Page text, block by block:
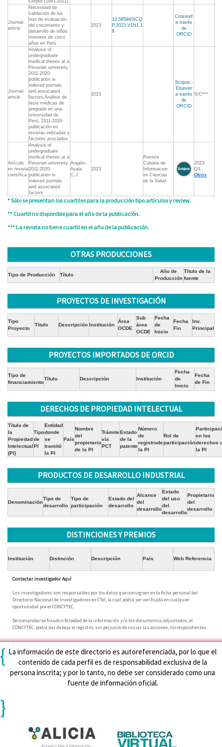
Output (1991-2021)
Journal-
article
Necesidad de
validación de los
test de evaluación
del crecimiento y
desarrollo de niños
menores de cinco
años en Perú
2023
10.59594/IICQ
P.2023.V1N1.1
8
Crossref
a través
de
ORCID
Journal-
article
Analysis of
undergraduate
medical theses at a
Peruvian university,
2011-2020:
publication in
indexed journals
and associated
factors,Análisis de
tesis médicas de
pregrado en una
universidad de
Perú, 2011-2020:
publicación en
revistas indizadas y
factores asociados
2023
Scopus -
Elsevier
a través
de
ORCID
S/C***
Artículo
en revista
científica
Analysis of
undergraduate
medical theses at a
Peruvian university,
2011-2020:
publication in
indexed journals
and associated
factors
Aragón-
Ayala
C.J.
2023
Revista
Cubana de
Informacion
en Ciencias
de la Salud
2023:
Q3,
Otros
* Sólo se presentan los cuartiles para la producción tipo artículos y review.
** Cuartil no disponible para el año de la publicación.
*** La revista no tiene cuartil en el año de la publicación.
OTRAS PRODUCCIONES
Tipo de Producción Título
Año de
Producción
Título de la
fuente
PROYECTOS DE INVESTIGACIÓN
Tipo
Proyecto
Título Descripción Institución
Área
OCDE
Sub
área
OCDE
Fecha
de
Inicio
Fecha
Fin
Inv.
Principal
PROYECTOS IMPORTADOS DE ORCID
Tipo de
financiamiento
Título Descripción Institución
Fecha
de
Inicio
Fecha
de Fin
DERECHOS DE PROPIEDAD INTELECTUAL
Título de
la
Propiedad
Intelectual
(PI)
Tipo
de
PI
Entidad
donde
se
tramitó
la PI
País
Nombre
del
propietario
de la PI
Trámite
vía
PCT
Estado
de la
patente
Número
de
registrode
la PI
Rol de
participación
en los
derechos
la PI
PRODUCTOS DE DESARROLLO INDUSTRIAL
Denominación
Tipo de
desarrollo
Tipo de
participación
Estado del
desarrollo
Alcance
del
desarrollo
Estado
del uso
del
desarrollo
Propietario
del
desarrollo
DISTINCIONES Y PREMIOS
Institución Distinción Descripción País Web Referencia
Contactar investigador Aquí
Los investigadores son responsables por los datos que consignen en la ficha personal del
Directorio Nacional de Investigadores en CTeI, la cual podrá ser verificada en cualquier
oportunidad por el CONCYTEC.
De comprobarse fraude o falsedad de la información y/o los documentos adjuntados, el
CONCYTEC, podrá dar de baja el registro, sin perjuicio de iniciar las acciones, correspondientes.
{ La información de este directorio es autoreferenciada, por lo que el
contenido de cada perfil es de responsabilidad exclusiva de la
persona inscrita; y por lo tanto, no debe ser considerado como una
fuente de información oficial.
}